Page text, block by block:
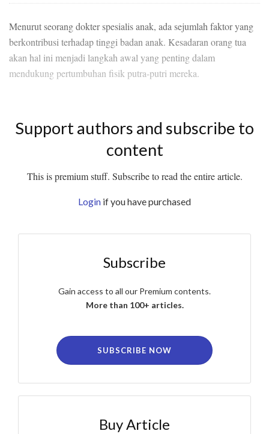
Menurut seorang dokter spesialis anak, ada sejumlah faktor yang
berkontribusi terhadap tinggi badan anak. Kesadaran orang tua
akan hal ini menjadi langkah awal yang penting dalam
mendukung pertumbuhan fisik putra-putri mereka.
Support authors and subscribe to
content
This is premium stuff. Subscribe to read the entire article.
Login if you have purchased
Subscribe
Gain access to all our Premium contents.
More than 100+ articles.
SUBSCRIBE NOW
Buy Article